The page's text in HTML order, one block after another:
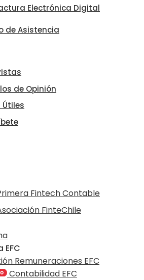
Electrónica Digital
de Asistencia
de Opinión
Fintech Contable
FinteChile
EFC
Remuneraciones EFC
Contabilidad EFC